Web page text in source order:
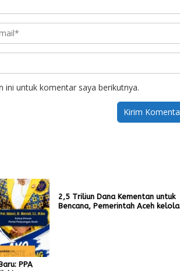
ini untuk komentar saya berikutnya.
PPA
2,5 Triliun Dana Kementan untuk
Bencana, Pemerintah Aceh kelola